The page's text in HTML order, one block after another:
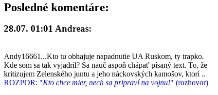
Posledné komentáre:
28.07. 01:01 Andreas:
Andy16661...Kto tu obhajuje napadnutie UA Ruskom, ty trapko.
Kde som sa tak vyjadril? Sa nauč aspoň chápať písaný text. To, že
kritizujem Zelenského juntu a jeho náckovských kamošov, ktorí ..
ROZPOR: "Kto chce mier, nech sa pripraví na vojnu!" (rozhovor)